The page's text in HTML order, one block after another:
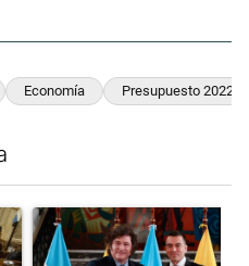
Economía Presupuesto 2022
título "El Senado dio media
Un artículo de tendencia con